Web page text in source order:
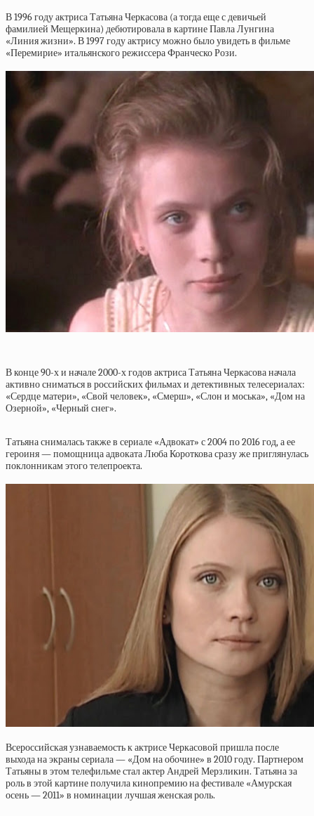
В 1996 году актриса Татьяна Черкасова (а тогда еще с девичьей
фамилией Мещеркина) дебютировала в картине Павла Лунгина
«Линия жизни». В 1997 году актрису можно было увидеть в фильме
«Перемирие» итальянского режиссера Франческо Рози.
В конце 90-х и начале 2000-х годов актриса Татьяна Черкасова начала
активно сниматься в российских фильмах и детективных телесериалах:
«Сердце матери», «Свой человек», «Смерш», «Слон и моська», «Дом на
Озерной», «Черный снег».
Татьяна снималась также в сериале «Адвокат» с 2004 по 2016 год, а ее
героиня — помощница адвоката Люба Короткова сразу же приглянулась
поклонникам этого телепроекта.
Всероссийская узнаваемость к актрисе Черкасовой пришла после
выхода на экраны сериала — «Дом на обочине» в 2010 году. Партнером
Татьяны в этом телефильме стал актер Андрей Мерзликин. Татьяна за
роль в этой картине получила кинопремию на фестивале «Амурская
осень — 2011» в номинации лучшая женская роль.